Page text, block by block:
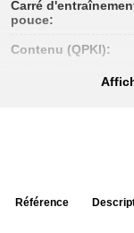
Carré
pouce:
Contenu (QPKI):
Référence